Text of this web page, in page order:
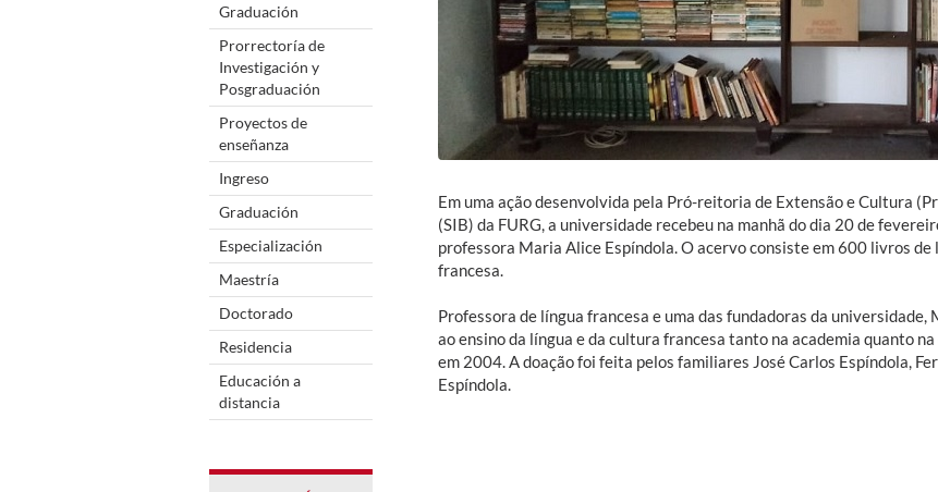
Graduación
Prorrectoría de
Investigación y
Posgraduación
Proyectos de
enseñanza
Ingreso
Graduación
Especialización
Maestría
Doctorado
Residencia
Educación a
distancia
Em uma ação desenvolvida pela Pró-reitoria de Extensão e Cultura
(SIB) da FURG, a universidade recebeu na manhã do dia 20 de
professora Maria Alice Espíndola. O acervo consiste em 600 livros
francesa.
Professora de língua francesa e uma das fundadoras da
ao ensino da língua e da cultura francesa tanto na academia quanto
em 2004. A doação foi feita pelos familiares José Carlos Espíndola,
Espíndola.